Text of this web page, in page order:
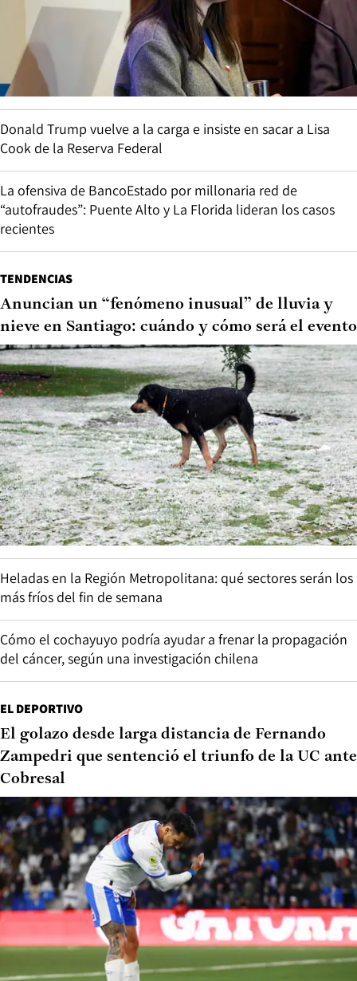
Donald Trump vuelve a la carga e insiste en sacar a Lisa
Cook de la Reserva Federal
La ofensiva de BancoEstado por millonaria red de
“autofraudes”: Puente Alto y La Florida lideran los casos
recientes
TENDENCIAS
Anuncian un “fenómeno inusual” de lluvia y
nieve en Santiago: cuándo y cómo será el evento
Heladas en la Región Metropolitana: qué sectores serán los
más fríos del fin de semana
Cómo el cochayuyo podría ayudar a frenar la propagación
del cáncer, según una investigación chilena
EL DEPORTIVO
El golazo desde larga distancia de Fernando
Zampedri que sentenció el triunfo de la UC ante
Cobresal